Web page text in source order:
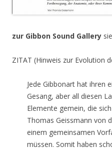
zur Gibbon Sound Gallery
ZITAT (Hinweis zur Evolution
Jede Gibbonart hat ihren
Gesang, aber all diesen
Elemente gemein, die
Thomas Geissmann von
einem gemeinsamen
müssen. Somit haben